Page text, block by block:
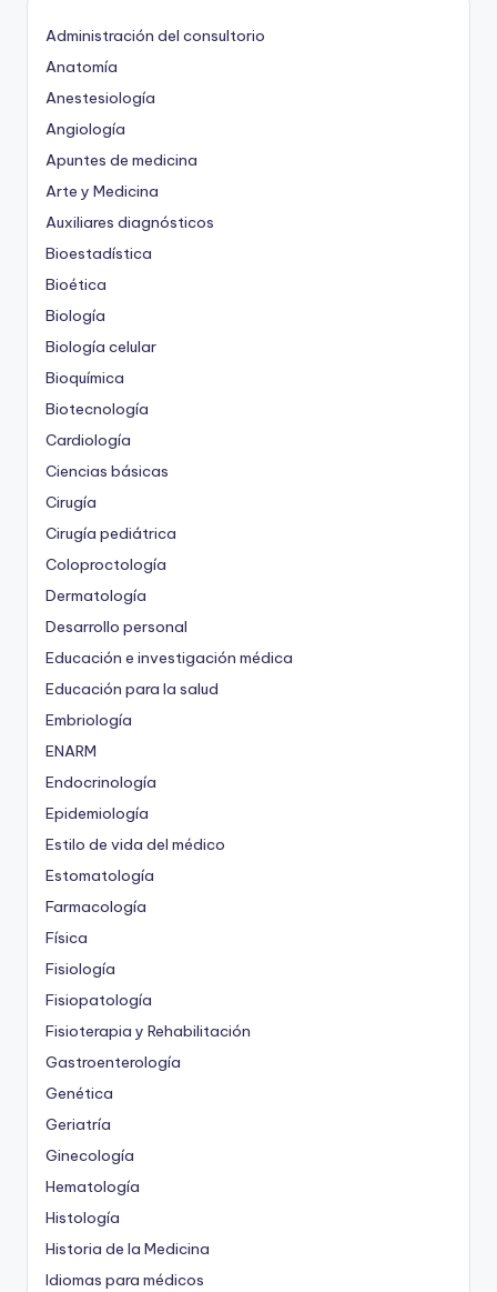
Administración del consultorio
Anatomía
Anestesiología
Angiología
Apuntes de medicina
Arte y Medicina
Auxiliares diagnósticos
Bioestadística
Bioética
Biología
Biología celular
Bioquímica
Biotecnología
Cardiología
Ciencias básicas
Cirugía
Cirugía pediátrica
Coloproctología
Dermatología
Desarrollo personal
Educación e investigación médica
Educación para la salud
Embriología
ENARM
Endocrinología
Epidemiología
Estilo de vida del médico
Estomatología
Farmacología
Física
Fisiología
Fisiopatología
Fisioterapia y Rehabilitación
Gastroenterología
Genética
Geriatría
Ginecología
Hematología
Histología
Historia de la Medicina
Idiomas para médicos